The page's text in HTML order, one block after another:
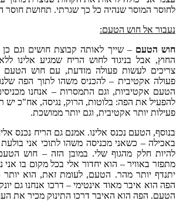
לחוסר המוסר שנהיה כל כך שגרתי. תחושת חוסר
נעבור אל חוש הטעם:
חוש הטעם – שייך לאותה קבוצת חושים וגם
החוץ, אבל בניגוד לחוש הריח שמגיע אלינו
צריכים לעשות פעולה מודעת, עם חוש הטעם
פעולה אקטיבית – להכניס משהו לתוך הפה
הטעם אקטיביות, וגם התמסרות – אנחנו
להפעיל את הפה: בלוטות, הרוק, נגיסה, אח"כ יש
פעילות יותר אקטיבית, וגם יותר ממושכת.
בנוסף, הטעם נכנס אלינו. אמנם גם הריח נכנס
באכילה – כשאני מכניסה משהו לתוכי אני
להיות חלק מהגוף שלי. במובן הזה – חוש
מתפזר באוויר – הוא יחדור אלי בכל מקום בו אני
יתנדף יותר מהר. הטעם, לעומת זאת, הוא יותר
הפה הוא איבר מאוד אינטימי – דרכו אנחנו גם
הטעם. הפה הוא האיבר דרכו התינוק מכיר את